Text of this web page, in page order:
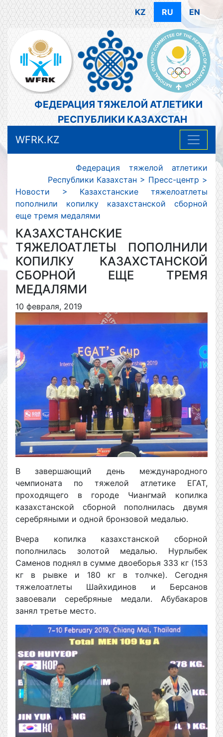
KZ RU EN
ФЕДЕРАЦИЯ ТЯЖЕЛОЙ АТЛЕТИКИ
РЕСПУБЛИКИ КАЗАХСТАН
WFRK.KZ
Федерация тяжелой атлетики
Республики Казахстан > Пресс-центр >
Новости > Казахстанские тяжелоатлеты
пополнили копилку казахстанской сборной
еще тремя медалями
КАЗАХСТАНСКИЕ
ТЯЖЕЛОАТЛЕТЫ ПОПОЛНИЛИ
КОПИЛКУ КАЗАХСТАНСКОЙ
СБОРНОЙ ЕЩЕ ТРЕМЯ
МЕДАЛЯМИ
10 февраля, 2019
В завершающий день международного
чемпионата по тяжелой атлетике ЕГАТ,
проходящего в городе Чиангмай копилка
казахстанской сборной пополнилась двумя
серебряными и одной бронзовой медалью.
Вчера копилка казахстанской сборной
пополнилась золотой медалью. Нурлыбек
Саменов поднял в сумме двоеборья 333 кг (153
кг в рывке и 180 кг в толчке). Сегодня
тяжелоатлеты Шайхидинов и Берсанов
завоевали серебряные медали. Абубакаров
занял третье место.